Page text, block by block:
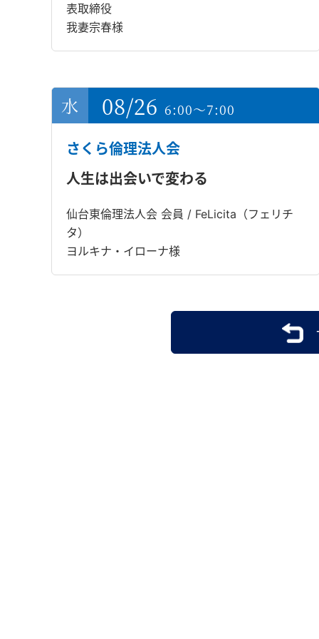
表取締役
我妻宗春様
08/26 6:00～7:00
さくら倫理法人会
人生は出会いで変わる
仙台東倫理法人会 会員 / FeLicita（フェリチ
タ）
ヨルキナ・イローナ様